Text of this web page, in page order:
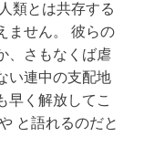
類とは共存する
ません。 彼らの
、さもなくば虐
い連中の支配地
早く解放してこ
と語れるのだと